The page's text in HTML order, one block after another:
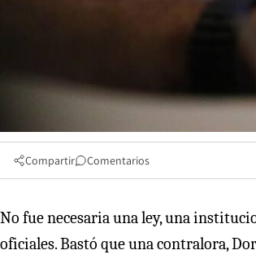
Compartir Comentarios
No fue necesaria una ley, una
oficiales. Bastó que una contralora,